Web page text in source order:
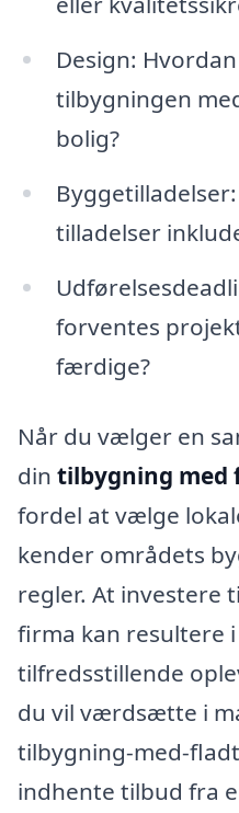
Design:
tilbygningen
bolig?
tilladelser
forventes
færdige?
Når du vælger en
din tilbygning med
fordel at vælge
kender områdets
regler. At investere
firma kan resultere
tilfredsstillende
du vil værdsætte i
tilbygning-med-
indhente tilbud fra